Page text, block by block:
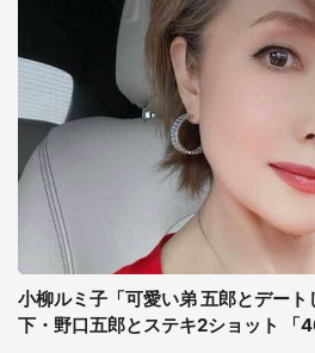
小柳ルミ子「可愛い弟 五郎とデー
下・野口五郎とステキ2ショット 「